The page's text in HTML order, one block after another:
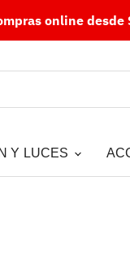
online
Y LUCES